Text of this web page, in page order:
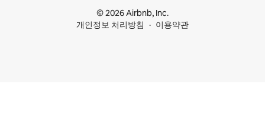
© 2026 Airbnb, Inc.
개인정보 처리방침
이용약관